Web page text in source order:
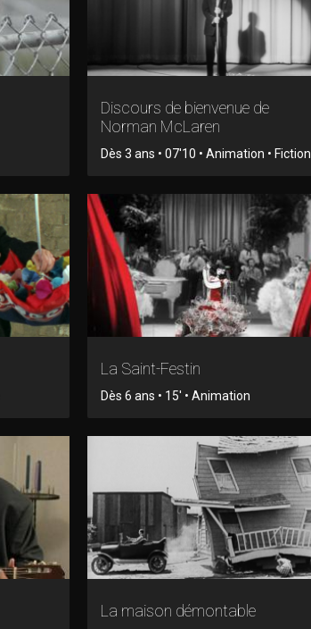
Discours de bienvenue de
Norman McLaren
Dès 3 ans • 07'10 • Animation • Fiction
La Saint-Festin
Dès 6 ans • 15' • Animation
La maison démontable